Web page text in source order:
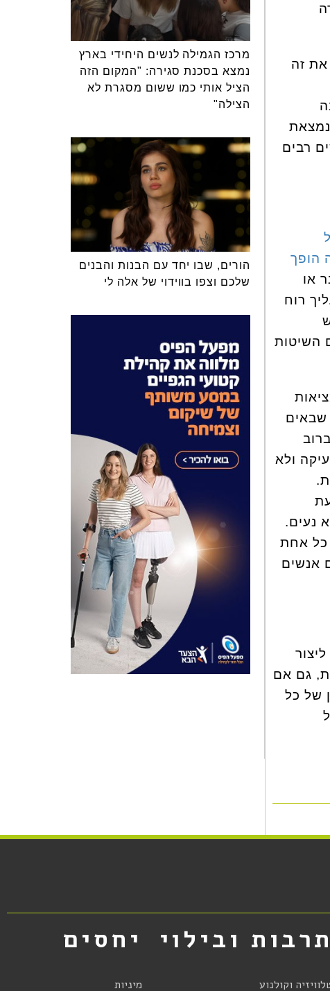
את זה
רבים
הופך
או
רוח
השיטות
שבאים
ולא
נעים.
כל אחת
אנשים
גם אם
של כל
מרכז הגמילה לנשים היחידי בארץ
נמצא בסכנת סגירה: "המקום הזה
הציל אותי כמו ששום מסגרת לא
הצילה"
הורים, שבו יחד עם הבנות והבנים
שלכם וצפו בווידוי של אלה לי
תרבות ובילוי
וקולנוע
יחסים
מיניות